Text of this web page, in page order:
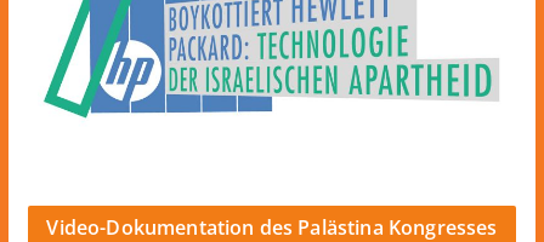
Video-Dokumentation des Palästina Kongresses